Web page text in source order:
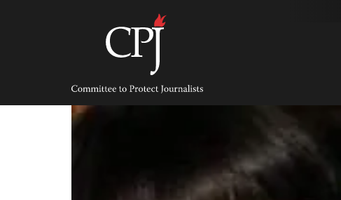
Committee
Protect
Journalists